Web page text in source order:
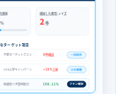
進捗
%
検知した異常/ノイズ
2件
ターゲット項目
不要ターゲットクエリ 8件検出 一括除外
CPA上昇キャンペーン +18%上昇 入札調整
他媒体へ予算再配分 CPA -21% プラン確認